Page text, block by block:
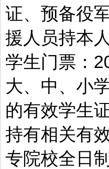
证、预备役
援人员持本
学生门票：
大、中、小
的有效学生
持有相关有
专院校全日